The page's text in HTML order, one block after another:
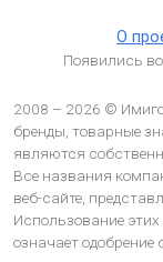
О
Появились
2008 – 2026 ©
бренды, товарные
являются
Все названия
веб-сайте,
Использование
означает одобрение